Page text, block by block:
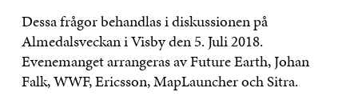
Dessa frågor behandlas i diskussionen på
Almedalsveckan i Visby den 5. Juli 2018.
Evenemanget arrangeras av Future Earth, Johan
Falk, WWF, Ericsson, MapLauncher och Sitra.